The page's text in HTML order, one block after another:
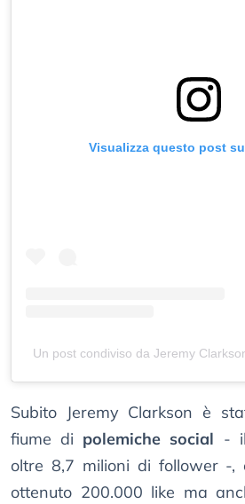
Visualizza questo post
Un post condiviso da Jeremy
Subito Jeremy Clarkson è
fiume di polemiche social -
oltre 8,7 milioni di follower -
ottenuto 200.000 like ma